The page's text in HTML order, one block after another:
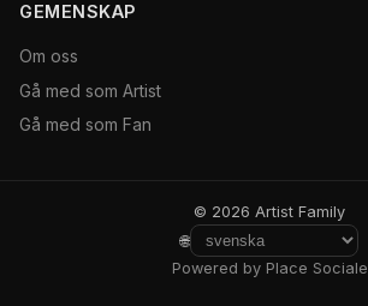
GEMENSKAP
Om oss
Gå med som Artist
Gå med som Fan
© 2026 Artist Family
🌐
Powered by Place Sociale